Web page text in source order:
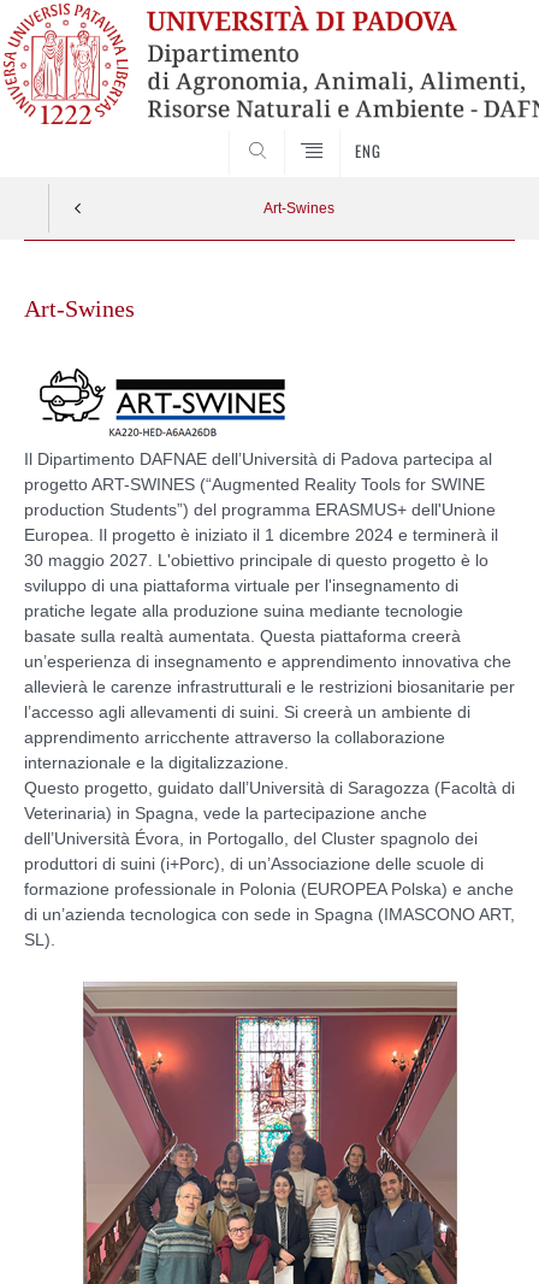
ENG
Art-Swines
contentArt-Swines
Il Dipartimento DAFNAE dell’Università di Padova partecipa al
progetto ART-SWINES (“Augmented Reality Tools for SWINE
production Students”) del programma ERASMUS+ dell'Unione
Europea. Il progetto è iniziato il 1 dicembre 2024 e terminerà il
30 maggio 2027. L'obiettivo principale di questo progetto è lo
sviluppo di una piattaforma virtuale per l'insegnamento di
pratiche legate alla produzione suina mediante tecnologie
basate sulla realtà aumentata. Questa piattaforma creerà
un’esperienza di insegnamento e apprendimento innovativa che
allevierà le carenze infrastrutturali e le restrizioni biosanitarie per
l’accesso agli allevamenti di suini. Si creerà un ambiente di
apprendimento arricchente attraverso la collaborazione
internazionale e la digitalizzazione.
Questo progetto, guidato dall’Università di Saragozza (Facoltà di
Veterinaria) in Spagna, vede la partecipazione anche
dell’Università Évora, in Portogallo, del Cluster spagnolo dei
produttori di suini (i+Porc), di un’Associazione delle scuole di
formazione professionale in Polonia (EUROPEA Polska) e anche
di un’azienda tecnologica con sede in Spagna (IMASCONO ART,
SL).